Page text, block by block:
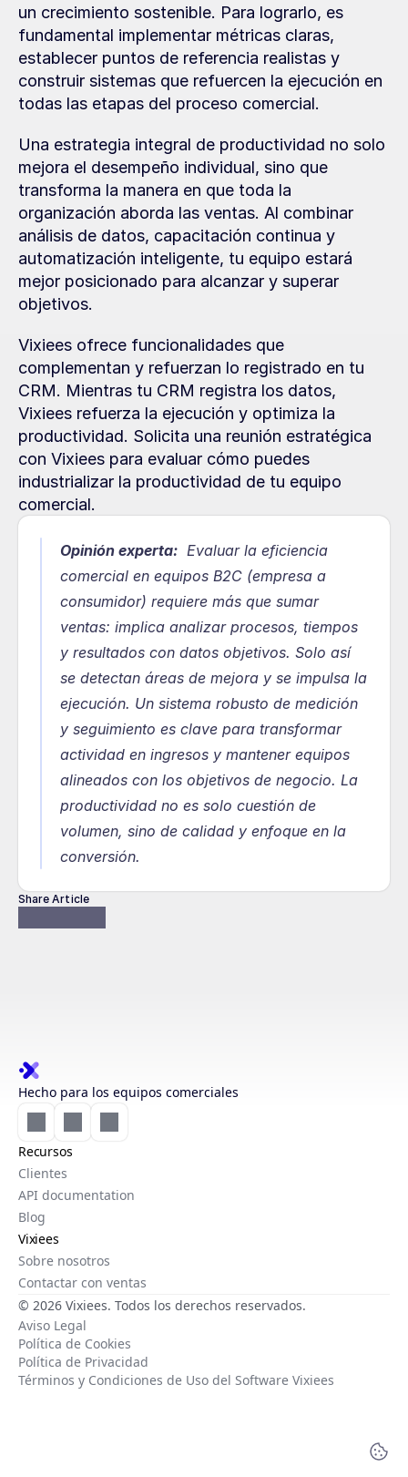
un crecimiento sostenible. Para lograrlo, es
fundamental implementar métricas claras,
establecer puntos de referencia realistas y
construir sistemas que refuercen la ejecución en
todas las etapas del proceso comercial.
Una estrategia integral de productividad no solo
mejora el desempeño individual, sino que
transforma la manera en que toda la
organización aborda las ventas. Al combinar
análisis de datos, capacitación continua y
automatización inteligente, tu equipo estará
mejor posicionado para alcanzar y superar
objetivos.
Vixiees ofrece funcionalidades que
complementan y refuerzan lo registrado en tu
CRM. Mientras tu CRM registra los datos,
Vixiees refuerza la ejecución y optimiza la
productividad. Solicita una reunión estratégica
con Vixiees para evaluar cómo puedes
industrializar la productividad de tu equipo
comercial.
Opinión experta:
  Evaluar la eficiencia
comercial en equipos B2C (empresa a
consumidor) requiere más que sumar
ventas: implica analizar procesos, tiempos
y resultados con datos objetivos. Solo así
se detectan áreas de mejora y se impulsa la
ejecución. Un sistema robusto de medición
y seguimiento es clave para transformar
actividad en ingresos y mantener equipos
alineados con los objetivos de negocio. La
productividad no es solo cuestión de
volumen, sino de calidad y enfoque en la
conversión.
Share Article
Hecho para los equipos comerciales
Recursos
Clientes
API documentation
Blog
Vixiees
Sobre nosotros
Contactar con ventas
© 2026 Vixiees. Todos los derechos reservados.
Aviso Legal
Política de Cookies
Política de Privacidad
Términos y Condiciones de Uso del Software Vixiees